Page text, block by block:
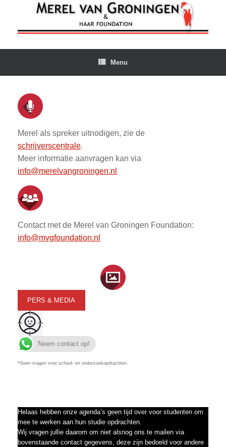
inhoud
Menu
Merel als spreker uitnodigen, zie de
schrijverscentrale.
Meer informatie aanvragen kan via
info@merelvangroningen.nl
Contact met de Merel van Groningen Foundation:
info@mvgfoundation.nl
PERS & MEDIA
Neem contact op!
*Geen vragen voor school- en onderzoekopdrachten
Helaas hebben onze agenda’s geen tijd over voor studenten om
mee te werken aan hun studie opdrachten.
Wij vragen jullie daarom om niet alsnog ons te mailen via
bovenstaande contact gegevens, deze zijn bedoeld voor andere